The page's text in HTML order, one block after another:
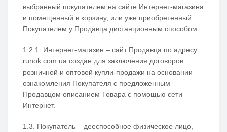
выбранный покупателем на сайте Интернет-магазина
и помещенный в корзину, или уже приобретенный
Покупателем у Продавца дистанционным способом.
1.2.1. Интернет-магазин – сайт Продавца по адресу
runok.com.ua создан для заключения договоров
розничной и оптовой купли-продажи на основании
ознакомления Покупателя с предложенным
Продавцом описанием Товара с помощью сети
Интернет.
1.3. Покупатель – дееспособное физическое лицо,